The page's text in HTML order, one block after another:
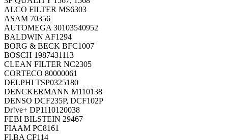
ALCO FILTER MS6303
ASAM 70356
AUTOMEGA 30103540952
BALDWIN AF1294
BORG & BECK BFC1007
BOSCH 1987431113
CLEAN FILTER NC2305
CORTECO 80000061
DELPHI TSP0325180
DENCKERMANN M110138
DENSO DCF235P, DCF102P
Dr!ve+ DP1110120038
FEBI BILSTEIN 29467
FIAAM PC8161
FI.BA CF114